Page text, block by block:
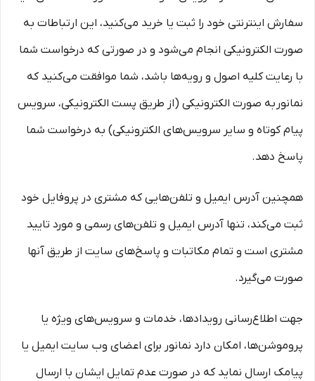
سفارش اینترنتی خود را ثبت یا خرید می‏‌کنید، این ارتباطات به
صورت الکترونیکی انجام می‏‌شود و در صورتی که درخواست شما
با رعایت کلیه اصول و رویه‏‌ها باشد، شما موافقت می‌‏کنید که
نمانور به صورت الکترونیکی (از طریق پست الکترونیکی، سرویس
پیام کوتاه و سایر سرویس‌های الکترونیکی) به درخواست شما
پاسخ دهد.
همچنین آدرس ایمیل و تلفن‌هایی که مشتری در پروفایل خود
ثبت می‌کند، تنها آدرس ایمیل و تلفن‌های رسمی و مورد تایید
مشتری است و تمام مکاتبات و پاسخ‌های سایت از طریق آنها
صورت می‌گیرد.
جهت اطلاع‌رسانی رویدادها، خدمات و سرویس‌های ویژه یا
پروموشن‌ها، امکان دارد نمانور برای اعضای وب سایت ایمیل یا
پیامک ارسال نماید که در صورت عدم تمایل ایشان با ارسال